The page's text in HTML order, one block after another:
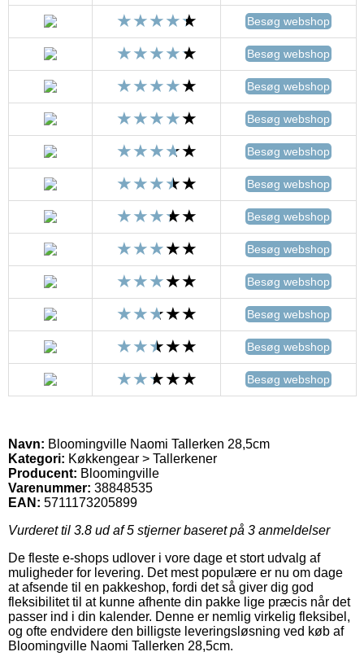
Besøg webshop
Besøg webshop
Besøg webshop
Besøg webshop
Besøg webshop
Besøg webshop
Besøg webshop
Besøg webshop
Besøg webshop
Besøg webshop
Besøg webshop
Besøg webshop
Navn: Bloomingville Naomi Tallerken 28,5cm
Kategori: Køkkengear > Tallerkener
Producent: Bloomingville
Varenummer: 38848535
EAN: 5711173205899
Vurderet til 3.8 ud af 5 stjerner baseret på 3 anmeldelser
De fleste e-shops udlover i vore dage et stort udvalg af
muligheder for levering. Det mest populære er nu om dage
at afsende til en pakkeshop, fordi det så giver dig god
fleksibilitet til at kunne afhente din pakke lige præcis når det
passer ind i din kalender. Denne er nemlig virkelig fleksibel,
og ofte endvidere den billigste leveringsløsning ved køb af
Bloomingville Naomi Tallerken 28,5cm.